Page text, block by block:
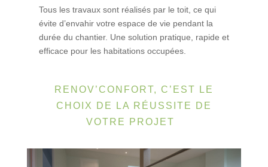
Tous les travaux sont réalisés par le toit, ce qui
évite d’envahir votre espace de vie pendant la
durée du chantier. Une solution pratique, rapide et
efficace pour les habitations occupées.
RENOV’CONFORT, C’EST LE
CHOIX DE LA RÉUSSITE DE
VOTRE PROJET